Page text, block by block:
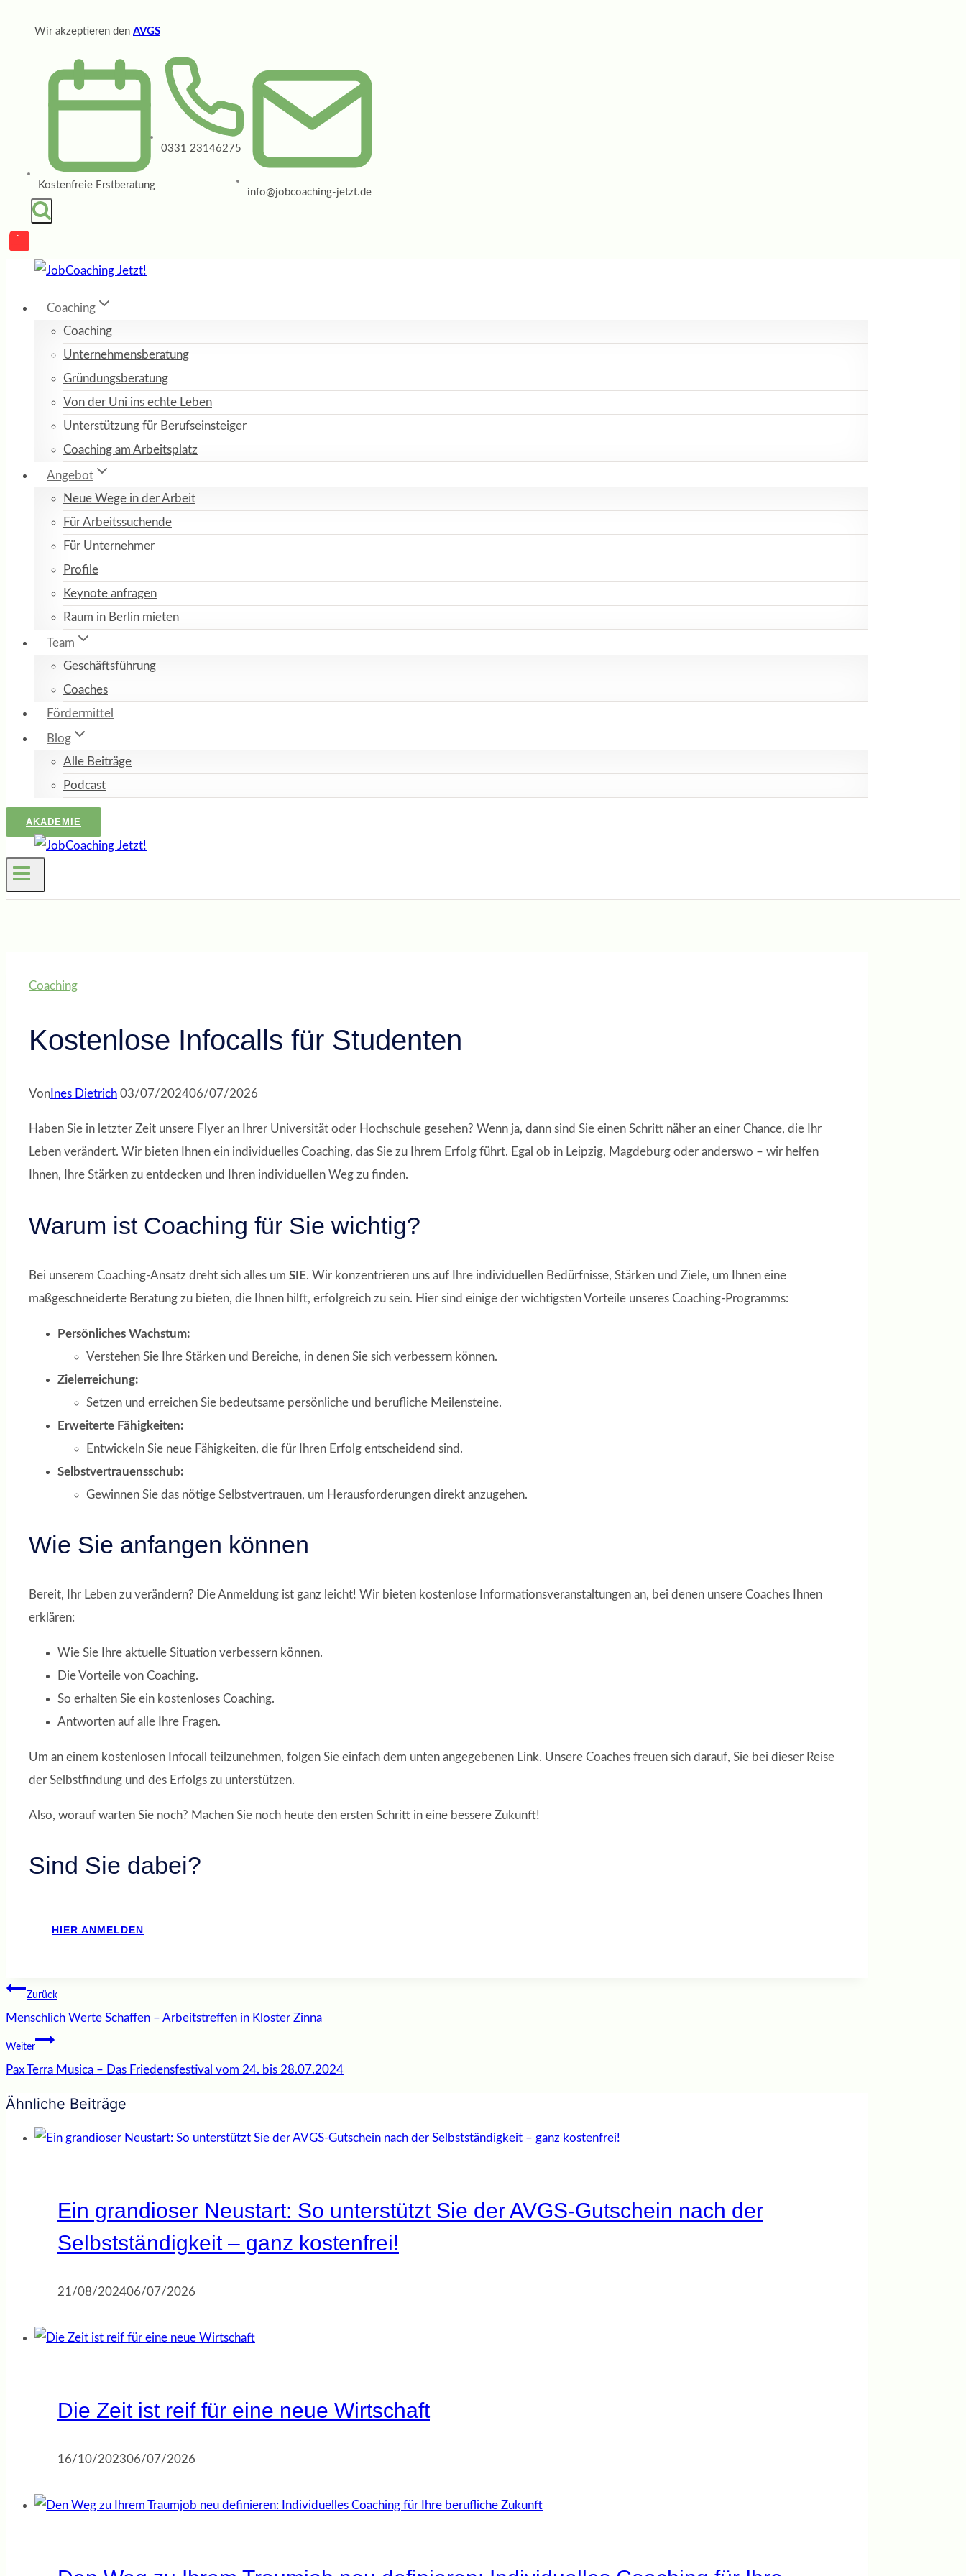
Wir akzeptieren den AVGS
Kostenfreie Erstberatung
0331 23146275
info@jobcoaching-jetzt.de
Coaching
Coaching
Unternehmensberatung
Gründungsberatung
Von der Uni ins echte Leben
Unterstützung für Berufseinsteiger
Coaching am Arbeitsplatz
Angebot
Neue Wege in der Arbeit
Für Arbeitssuchende
Für Unternehmer
Profile
Keynote anfragen
Raum in Berlin mieten
Team
Geschäftsführung
Coaches
Fördermittel
Blog
Alle Beiträge
Podcast
AKADEMIE
Coaching
Kostenlose Infocalls für Studenten
Von Ines Dietrich 03/07/202406/07/2026
Haben Sie in letzter Zeit unsere Flyer an Ihrer Universität oder Hochschule gesehen? Wenn ja, dann sind Sie einen Schritt näher an einer Chance, die Ihr
Leben verändert. Wir bieten Ihnen ein individuelles Coaching, das Sie zu Ihrem Erfolg führt. Egal ob in Leipzig, Magdeburg oder anderswo – wir helfen
Ihnen, Ihre Stärken zu entdecken und Ihren individuellen Weg zu finden.
Warum ist Coaching für Sie wichtig?
Bei unserem Coaching-Ansatz dreht sich alles um SIE. Wir konzentrieren uns auf Ihre individuellen Bedürfnisse, Stärken und Ziele, um Ihnen eine
maßgeschneiderte Beratung zu bieten, die Ihnen hilft, erfolgreich zu sein. Hier sind einige der wichtigsten Vorteile unseres Coaching-Programms:
Persönliches Wachstum:
Verstehen Sie Ihre Stärken und Bereiche, in denen Sie sich verbessern können.
Zielerreichung:
Setzen und erreichen Sie bedeutsame persönliche und berufliche Meilensteine.
Erweiterte Fähigkeiten:
Entwickeln Sie neue Fähigkeiten, die für Ihren Erfolg entscheidend sind.
Selbstvertrauensschub:
Gewinnen Sie das nötige Selbstvertrauen, um Herausforderungen direkt anzugehen.
Wie Sie anfangen können
Bereit, Ihr Leben zu verändern? Die Anmeldung ist ganz leicht! Wir bieten kostenlose Informationsveranstaltungen an, bei denen unsere Coaches Ihnen
erklären:
Wie Sie Ihre aktuelle Situation verbessern können.
Die Vorteile von Coaching.
So erhalten Sie ein kostenloses Coaching.
Antworten auf alle Ihre Fragen.
Um an einem kostenlosen Infocall teilzunehmen, folgen Sie einfach dem unten angegebenen Link. Unsere Coaches freuen sich darauf, Sie bei dieser Reise
der Selbstfindung und des Erfolgs zu unterstützen.
Also, worauf warten Sie noch? Machen Sie noch heute den ersten Schritt in eine bessere Zukunft!
Sind Sie dabei?
HIER ANMELDEN
Beitragsnavigation
Zurück
Menschlich Werte Schaffen – Arbeitstreffen in Kloster Zinna
Weiter
Pax Terra Musica – Das Friedensfestival vom 24. bis 28.07.2024
Ähnliche Beiträge
Ein grandioser Neustart: So unterstützt Sie der AVGS-Gutschein nach der
Selbstständigkeit – ganz kostenfrei!
21/08/202406/07/2026
Die Zeit ist reif für eine neue Wirtschaft
16/10/202306/07/2026